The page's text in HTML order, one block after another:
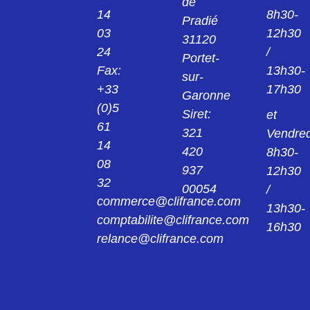
CONNECTEUR F25S1G3
F25S5G3_0326
CONNECTEUR F25S5G3-0326
F37P0G01424
CONNECTEUR CN M 37 D SOUD SUB-D
CONNECTEUR SUB D 37PTS MALE A FIL
14
03
24
Fax:
+33
(0)5
61
14
08
32
commerce@clifrance.com
comptabilite@clifrance.com
relance@clifrance.com
Pradié
31120
Portet-
sur-
Garonne
Siret:
321
420
937
00054
8h30-
12h30
/
13h30-
17h30
et
8h30-
12h30
/
13h30-
16h30